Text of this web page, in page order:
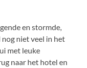
en stormde,
nog niet veel in het
met leuke
naar het hotel en